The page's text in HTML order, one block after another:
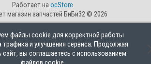
файлы cookie для корректной работы
трафика и улучшения сервиса. Продолжая
сайт, вы соглашаетесь с использованием
Работает наocStore
магазин запчастей БиБи32 © 2026